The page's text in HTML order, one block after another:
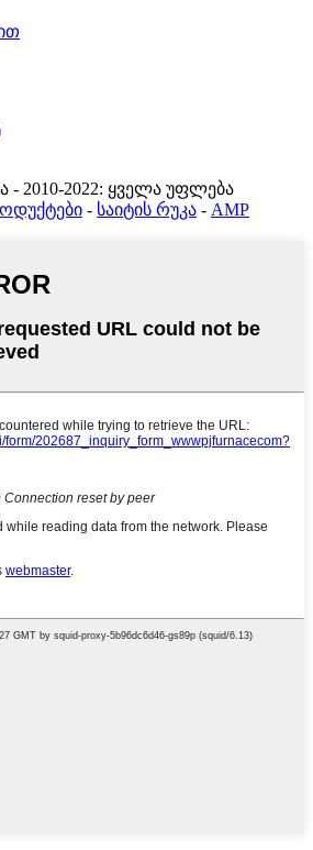
2010-2022: ყველა უფლება
- საიტის რუკა - AMP